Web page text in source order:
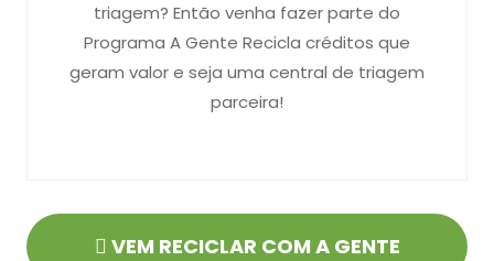
triagem? Então venha fazer parte do
Programa A Gente Recicla créditos que
geram valor e seja uma central de triagem
parceira!
VEM RECICLAR COM A GENTE